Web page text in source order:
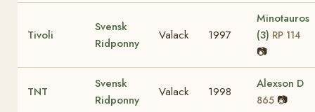
Tivoli
Svensk
Ridponny
Valack 1997
Minotauros
(3) RP 114
📷
TNT
Svensk
Ridponny
Valack 1998
Alexson D
865 📷